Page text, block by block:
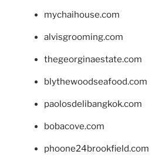
mychaihouse.com
alvisgrooming.com
thegeorginaestate.com
blythewoodseafood.com
paolosdelibangkok.com
bobacove.com
phoone24brookfield.com